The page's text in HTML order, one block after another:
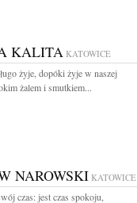
KALITA KATOWICE
żyje, dopóki żyje w naszej
żalem i smutkiem...
NAROWSKI KATOWICE
czas: jest czas spokoju,